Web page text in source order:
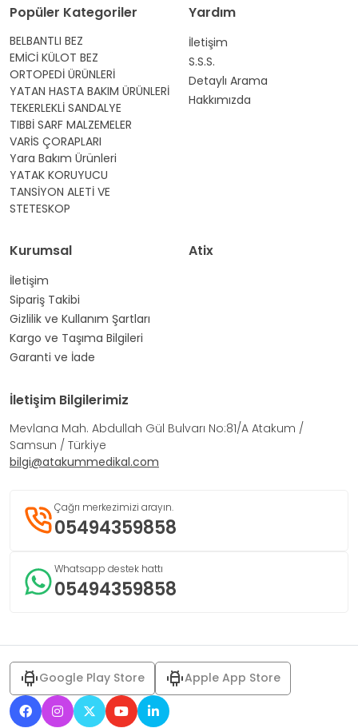
Popüler Kategoriler
BELBANTLI BEZ
EMİCİ KÜLOT BEZ
ORTOPEDİ ÜRÜNLERİ
YATAN HASTA BAKIM ÜRÜNLERİ
TEKERLEKLİ SANDALYE
TIBBİ SARF MALZEMELER
VARİS ÇORAPLARI
Yara Bakım Ürünleri
YATAK KORUYUCU
TANSİYON ALETİ VE
STETESKOP
Yardım
İletişim
S.S.S.
Detaylı Arama
Hakkımızda
Kurumsal
İletişim
Sipariş Takibi
Gizlilik ve Kullanım Şartları
Kargo ve Taşıma Bilgileri
Garanti ve İade
Atix
İletişim Bilgilerimiz
Mevlana Mah. Abdullah Gül Bulvarı No:81/A Atakum /
Samsun / Türkiye
bilgi@atakummedikal.com
Çağrı merkezimizi arayın.
05494359858
Whatsapp destek hattı
05494359858
Google Play Store Apple App Store